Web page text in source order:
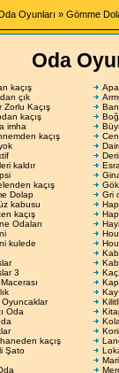
Oyunları » Gömme
Oda
kaçış
çık
Zorlu Kaçış
kaçış
imha
kaçış
kaldır
kaçış
Dolap
Gri
kabusu
kaçış
Odaları
kulede
3
Oyuncaklar
Oda
kaçış
Şato